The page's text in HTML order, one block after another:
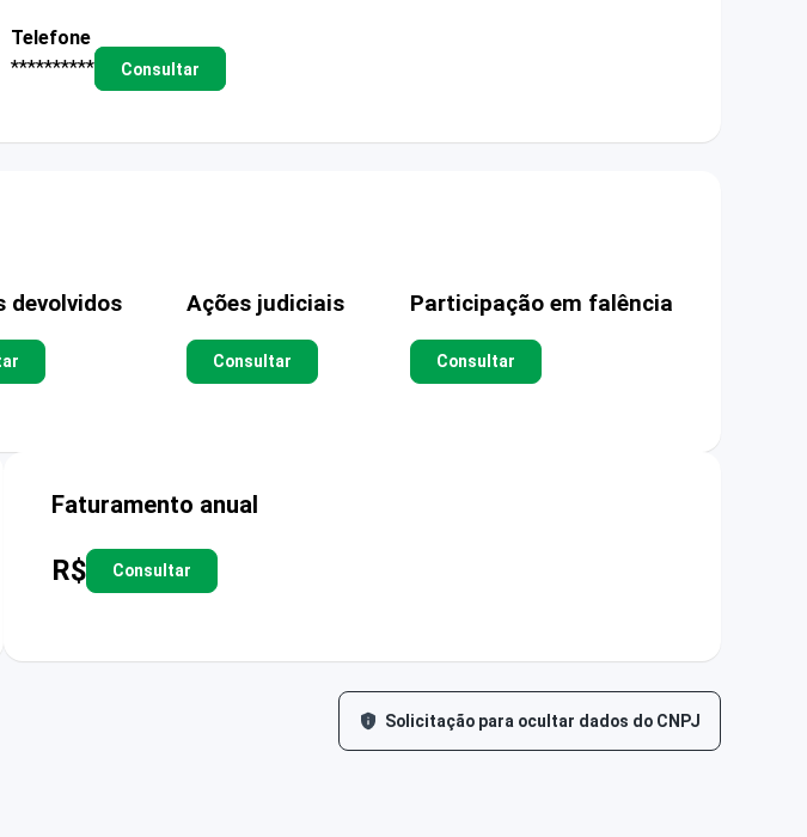
Telefone
**********
Consultar
devolvidos Ações judiciais
Consultar
Participação em falência
Consultar
Faturamento anual
R$ Consultar
Solicitação para ocultar dados do CNPJ